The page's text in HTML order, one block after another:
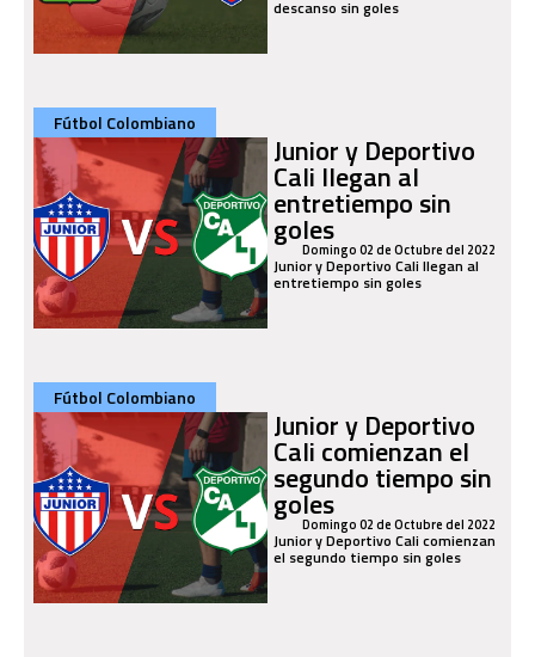
descanso sin goles
Fútbol Colombiano
Junior y Deportivo
Cali llegan al
entretiempo sin
golesDomingo 02 de Octubre del 2022
Junior y Deportivo Cali llegan al
entretiempo sin goles
Fútbol Colombiano
Junior y Deportivo
Cali comienzan el
segundo tiempo sin
golesDomingo 02 de Octubre del 2022
Junior y Deportivo Cali comienzan
el segundo tiempo sin goles